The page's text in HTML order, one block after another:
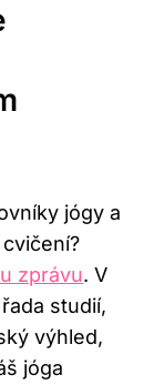
jógy a
zprávu. V
studií,
výhled,
jóga